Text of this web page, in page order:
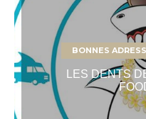
BONNES
LES DENTS